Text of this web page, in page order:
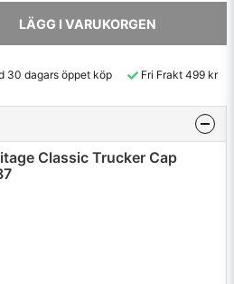
LÄGG I VARUKORGEN
30 dagars öppet köp Fri Frakt 499 kr
Classic Trucker Cap